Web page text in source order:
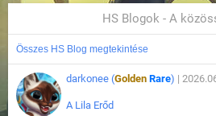
HS Blogok - A
Összes HS Blog megtekintése
darkonee (Golden Rare) |
A Lila Erőd